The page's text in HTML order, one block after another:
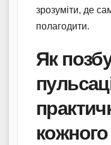
зрозуміти, де
полагодити.
Як